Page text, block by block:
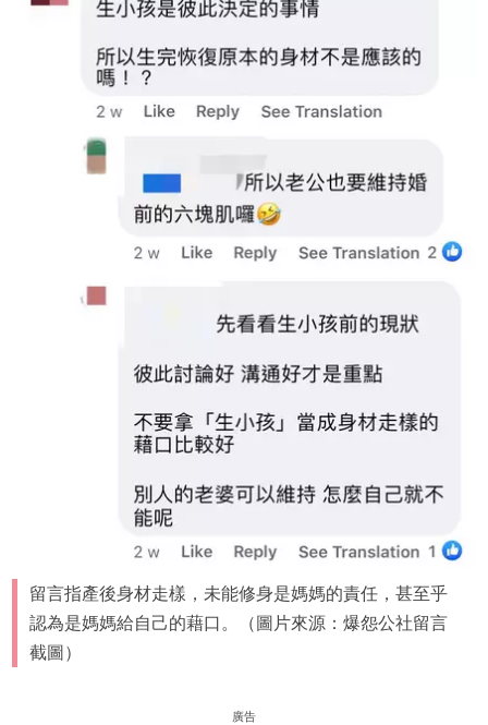
留言指產後身材走樣，未能修身是媽媽的責任，甚至乎
認為是媽媽給自己的藉口。（圖片來源：爆怨公社留言
截圖）
廣告